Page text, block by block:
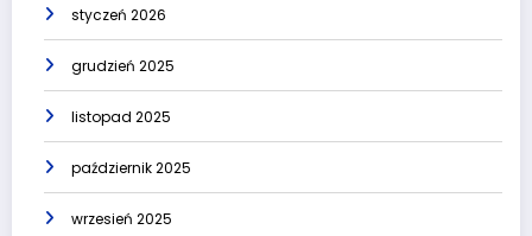
styczeń 2026
grudzień 2025
listopad 2025
październik 2025
wrzesień 2025